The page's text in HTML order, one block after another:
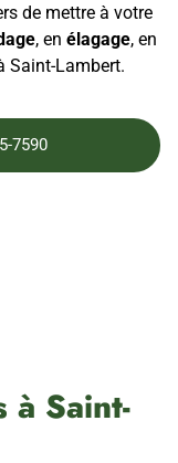
de mettre à votre
, en élagage, en
Saint-Lambert.
7590
à Saint-